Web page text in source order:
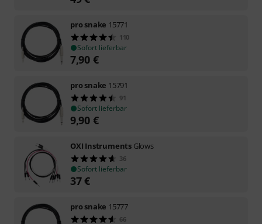
pro snake 15771
110
Sofort lieferbar
7,90 €
pro snake 15791
91
Sofort lieferbar
9,90 €
OXI Instruments Glows
36
Sofort lieferbar
37€
pro snake 15777
66